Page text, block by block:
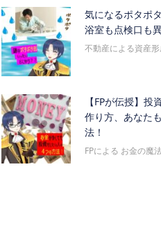
気になるポタポ
浴室も点検口も
不動産による資産
【FPが伝授】投
作り方、あなた
法！
FPによる お金の魔法